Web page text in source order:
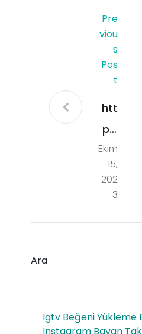
Pre
Viou
S
Pos
T
htt
ps:
//t
ed
arik
izm
Ekim
15,
202
3
Ara
Igtv Beğeni Yükleme